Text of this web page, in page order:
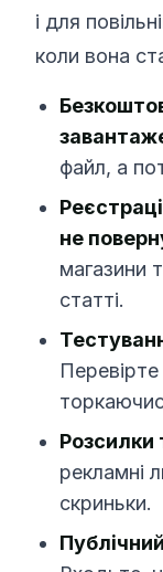
і для
коли вона
файл, а
не
магазини
статті.
Розсилки
рекламні
скриньки.